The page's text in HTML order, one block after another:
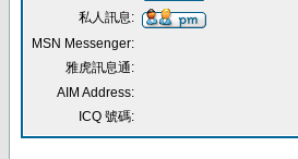
私人訊息:
MSN Messenger:
雅虎訊息通:
AIM Address:
ICQ 號碼: